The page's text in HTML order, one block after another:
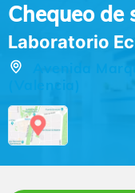
Chequeo de
Laboratorio
Avenida
(Valencia)